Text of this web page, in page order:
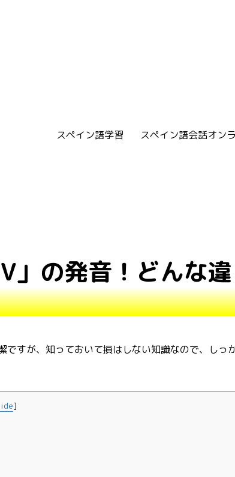
スペイン語学習 スペイン語会話オン
」の発音！どんな違
ですが、知っておいて損はしない知識なので、しっ
]